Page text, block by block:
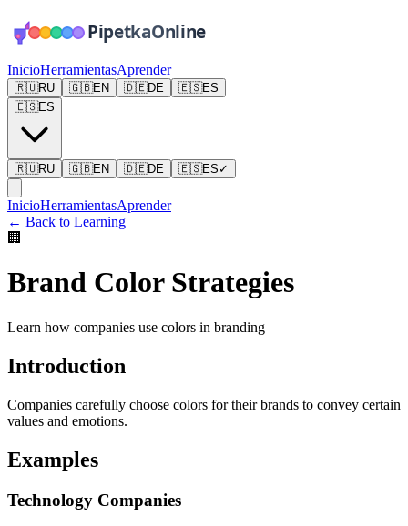
InicioHerramientasAprender
🇷🇺RU 🇬🇧EN 🇩🇪DE 🇪🇸ES
🇪🇸ES
🇷🇺RU 🇬🇧EN 🇩🇪DE 🇪🇸ES ✓
InicioHerramientasAprender
← Back to Learning
🏢
Brand Color Strategies
Learn how companies use colors in branding
Introduction
Companies carefully choose colors for their brands to convey certain
values and emotions.
Examples
Technology Companies